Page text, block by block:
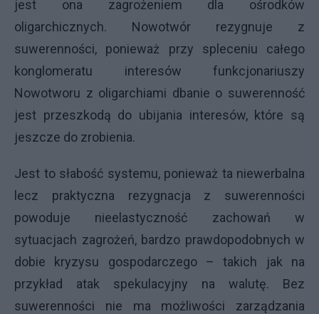
jest ona zagrożeniem dla ośrodków
oligarchicznych. Nowotwór rezygnuje z
suwerenności, ponieważ przy spleceniu całego
konglomeratu interesów funkcjonariuszy
Nowotworu z oligarchiami dbanie o suwerenność
jest przeszkodą do ubijania interesów, które są
jeszcze do zrobienia.
Jest to słabość systemu, ponieważ ta niewerbalna
lecz praktyczna rezygnacja z suwerenności
powoduje nieelastyczność zachowań w
sytuacjach zagrożeń, bardzo prawdopodobnych w
dobie kryzysu gospodarczego – takich jak na
przykład atak spekulacyjny na walutę. Bez
suwerenności nie ma możliwości zarządzania